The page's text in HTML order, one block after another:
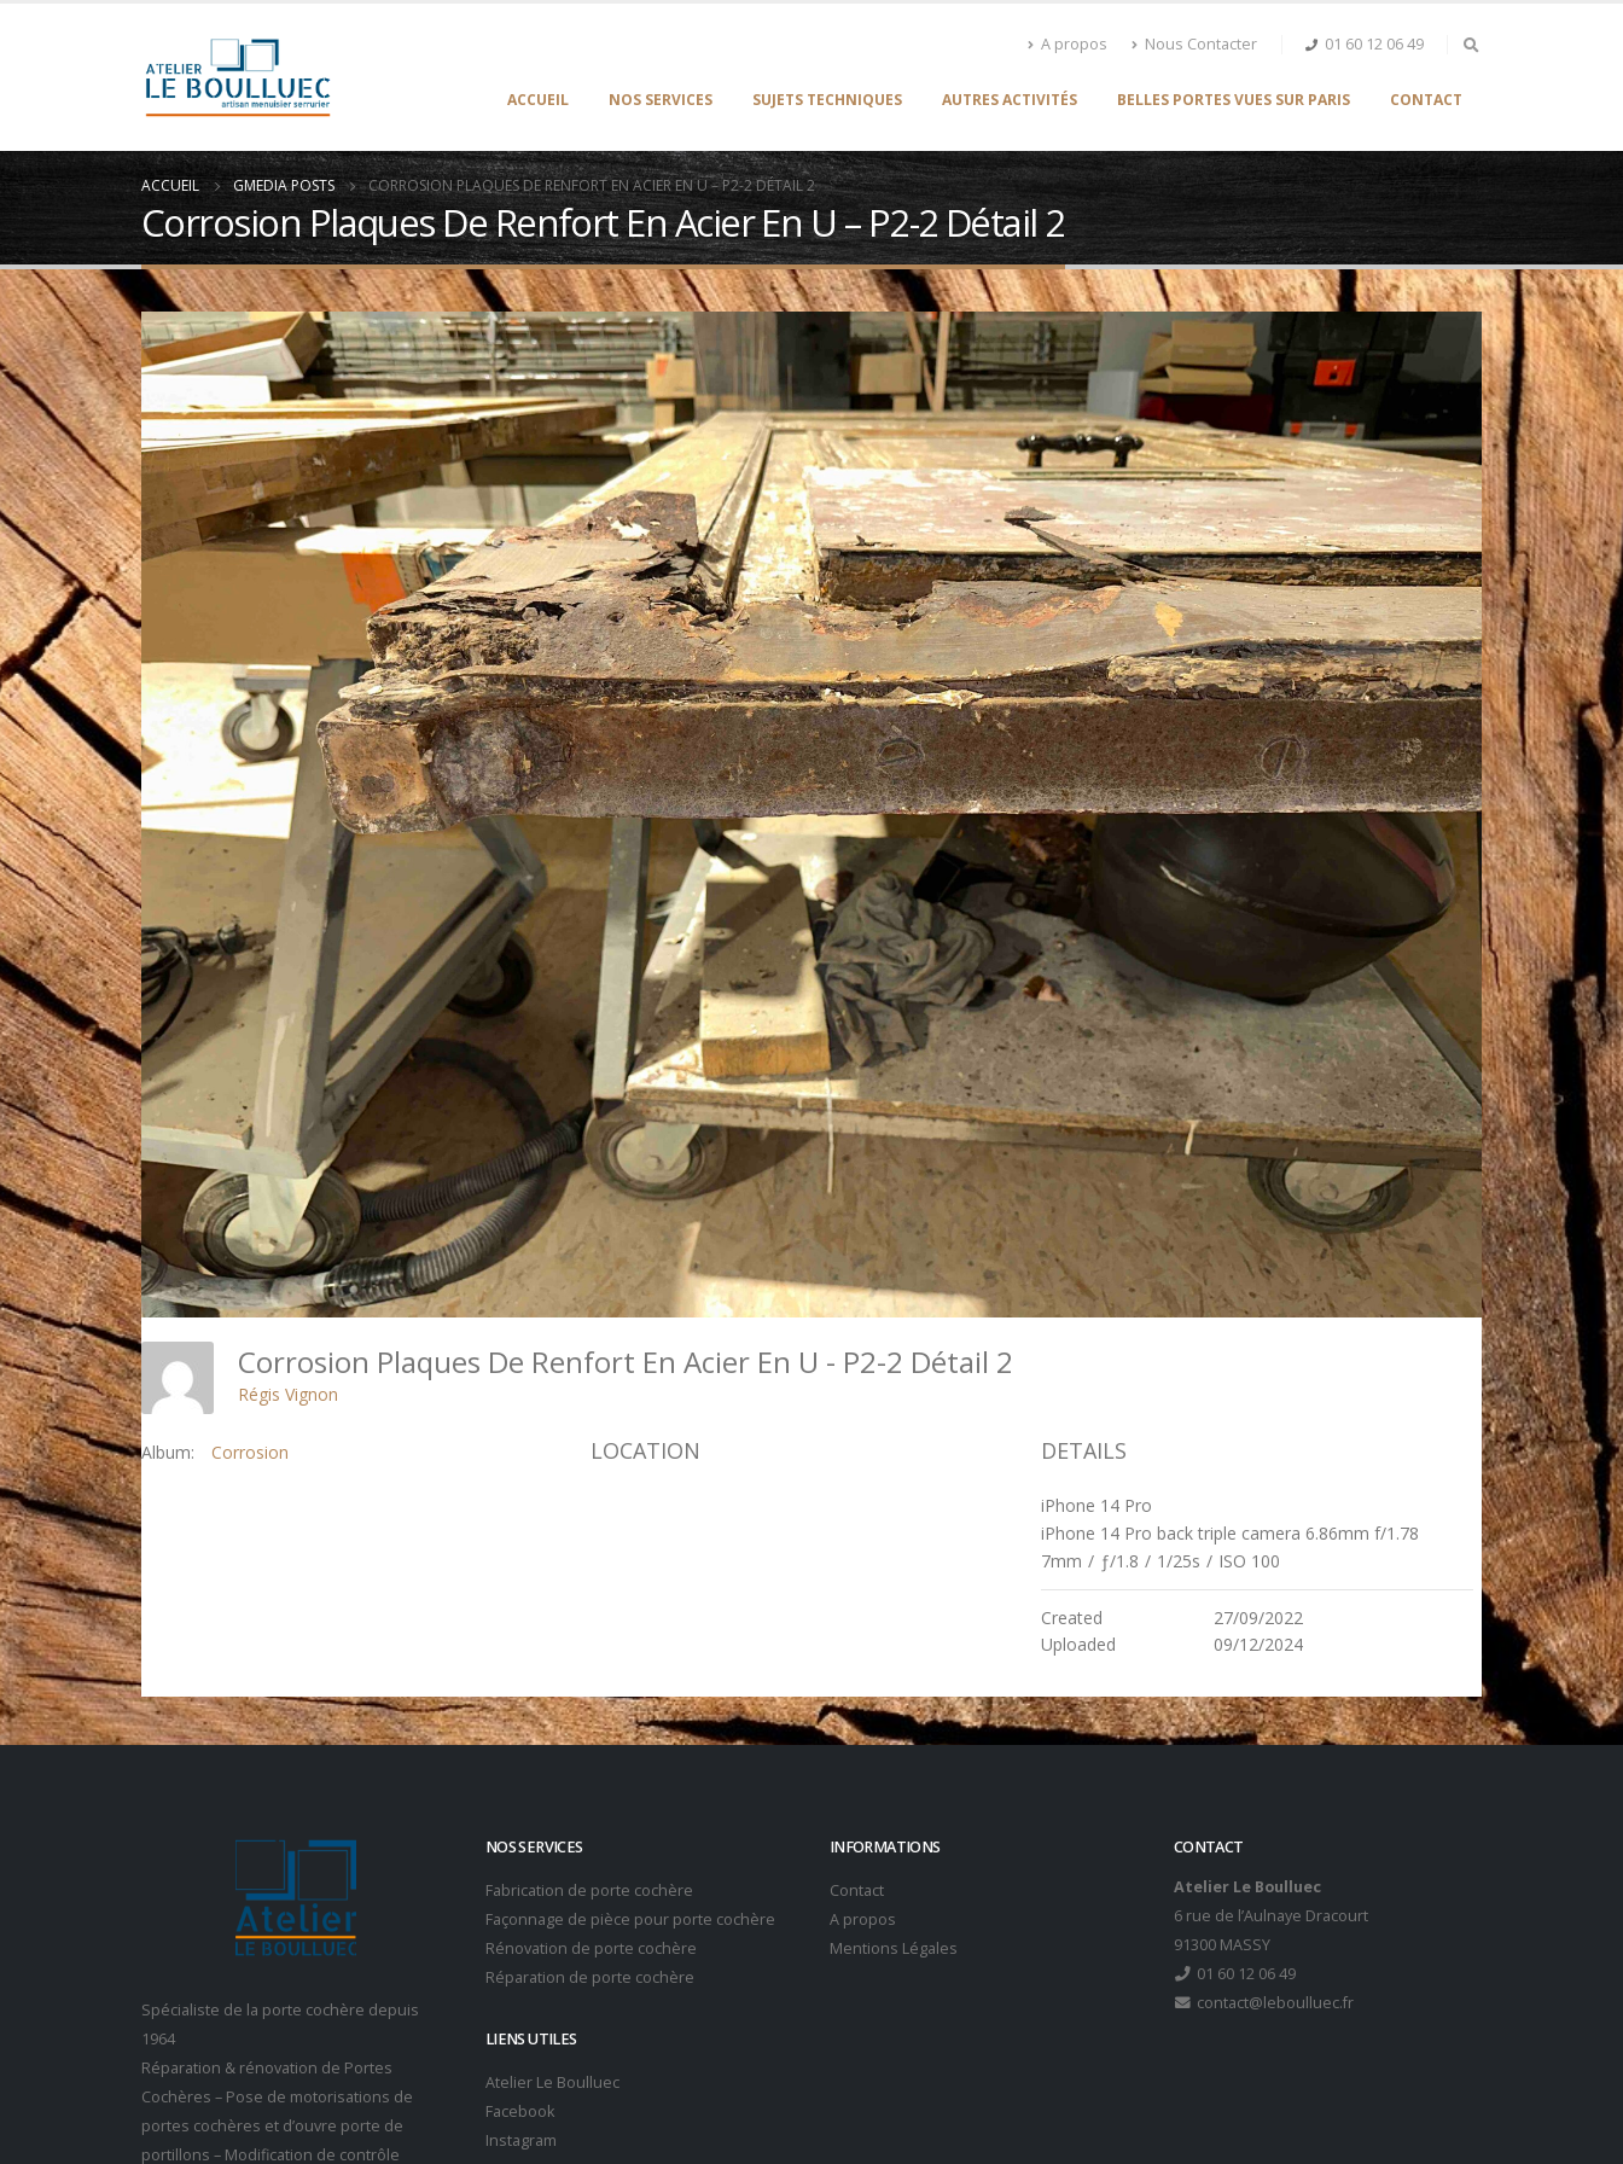
A propos Nous Contacter 01 60 12 06 49
ACCUEIL NOS SERVICES SUJETS TECHNIQUES AUTRES ACTIVITÉS BELLES PORTES VUES SUR PARIS CONTACT
ACCUEIL GMEDIA POSTS CORROSION PLAQUES DE RENFORT EN ACIER EN U – P2-2 DÉTAIL 2
Corrosion Plaques De Renfort En Acier En U – P2-2 Détail 2
Corrosion Plaques De Renfort En Acier En U - P2-2 Détail 2
Régis Vignon
Album: Corrosion LOCATION DETAILS
iPhone 14 Pro
iPhone 14 Pro back triple camera 6.86mm f/1.78
7mm / ƒ/1.8 / 1/25s / ISO 100
Created
27/09/2022
Uploaded
09/12/2024
Spécialiste de la porte cochère depuis
1964
Réparation & rénovation de Portes
Cochères – Pose de motorisations de
portes cochères et d’ouvre porte de
portillons – Modification de contrôle
NOS SERVICES
Fabrication de porte cochère
Façonnage de pièce pour porte cochère
Rénovation de porte cochère
Réparation de porte cochère
LIENS UTILES
Atelier Le Boulluec
Facebook
Instagram
INFORMATIONS
Contact
A propos
Mentions Légales
CONTACT
Atelier Le Boulluec
6 rue de l’Aulnaye Dracourt
91300 MASSY
01 60 12 06 49
contact@leboulluec.fr